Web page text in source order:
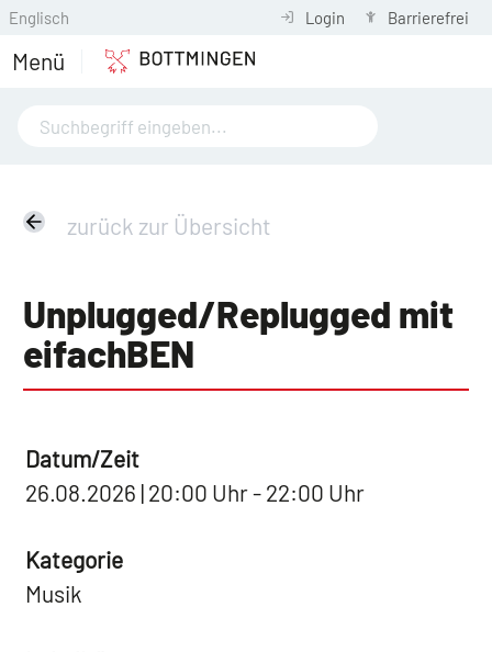
Englisch Login Barrierefrei
Menü
zurück zur Übersicht
Unplugged/Replugged mit
eifachBEN
Datum/Zeit
26.08.2026 | 20:00 Uhr - 22:00 Uhr
Kategorie
Musik